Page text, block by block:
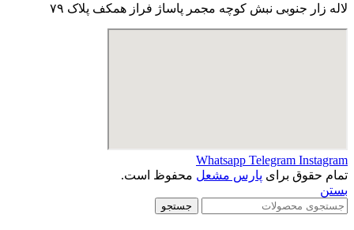
لاله زار جنوبی نبش کوچه مجمر پاساژ فراز همکف پلاک ۷۹
Whatsapp Telegram Instagram
تمام حقوق برای پارس مشعل محفوظ است.
بستن
جستجو